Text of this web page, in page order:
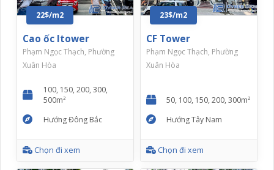
22$/m2
Cao ốc Itower
Phạm Ngọc Thạch, Phường
Xuân Hòa
100, 150, 200, 300,
500m²
Hướng Đông Bắc
Chọn đi xem
23$/m2
CF Tower
Phạm Ngọc Thạch, Phường
Xuân Hòa
50, 100, 150, 200, 300m²
Hướng Tây Nam
Chọn đi xem